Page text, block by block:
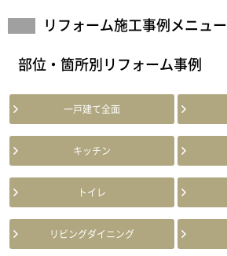
リフォーム施工事例メニュー
部位・箇所別リフォーム事例
一戸建て全面
キッチン
トイレ
リビングダイニング